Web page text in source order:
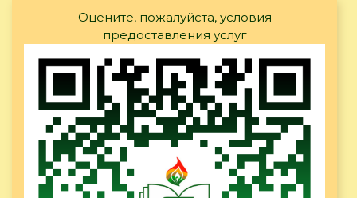
Оцените, пожалуйста, условия
предоставления услуг